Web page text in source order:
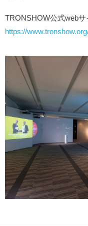
TRONSHOW公式webサ
https://